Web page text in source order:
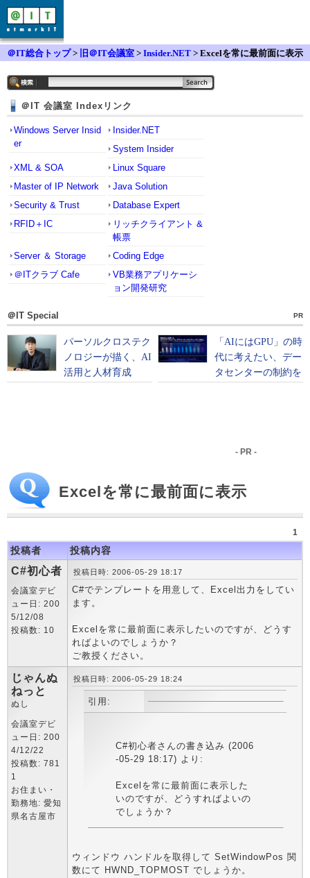
＠IT総合トップ> 旧＠IT会議室 > Insider.NET > Excelを常に最前面に表示
＠IT 会議室 Indexリンク
Windows Server Insid
er
Insider.NET
System Insider
XML & SOA
Linux Square
Master of IP Network
Java Solution
Security & Trust
Database Expert
RFID＋IC
リッチクライアント &
帳票
Server ＆ Storage
Coding Edge
＠ITクラブ Cafe
VB業務アプリケーシ
ョン開発研究
＠IT Special PR
- PR -
Excelを常に最前面に表示
1
投稿者 投稿内容
C#初心者
会議室デビ
ュー日: 200
5/12/08
投稿数: 10
投稿日時: 2006-05-29 18:17
C#でテンプレートを用意して、Excel出力をしてい
ます。
Excelを常に最前面に表示したいのですが、どうす
ればよいのでしょうか？
ご教授ください。
じゃんぬ
ねっと
ぬし
会議室デビ
ュー日: 200
4/12/22
投稿数: 781
1
お住まい・
勤務地: 愛知
県名古屋市
投稿日時: 2006-05-29 18:24
引用:
C#初心者さんの書き込み (2006
-05-29 18:17) より:
Excelを常に最前面に表示した
いのですが、どうすればよいの
でしょうか？
ウィンドウ ハンドルを取得して SetWindowPos 関
数にて HWND_TOPMOST でしょうか。